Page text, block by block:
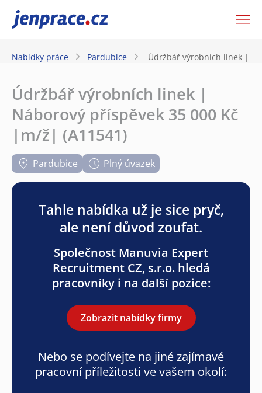
JenPráce.cz
Nabídky práce Pardubice Údržbář výrobních linek |
Údržbář výrobních linek |
Náborový příspěvek 35 000 Kč
|m/ž| (A11541)
Pardubice Plný úvazek
Tahle nabídka už je sice pryč,
ale není důvod zoufat.
Společnost Manuvia Expert
Recruitment CZ, s.r.o. hledá
pracovníky i na další pozice:
Zobrazit nabídky firmy
Nebo se podívejte na jiné zajímavé
pracovní příležitosti ve vašem okolí: